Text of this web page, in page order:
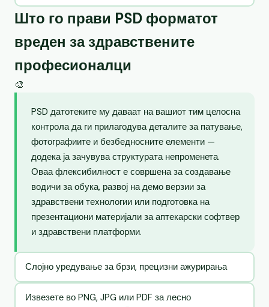
Што го прави PSD форматот
вреден за здравствените
професионалци
🎨
PSD датотеките му даваат на вашиот тим целосна
контрола да ги прилагодува деталите за патување,
фотографиите и безбедносните елементи —
додека ја зачувува структурата непроменета.
Оваа флексибилност е совршена за создавање
водичи за обука, развој на демо верзии за
здравствени технологии или подготовка на
презентациони материјали за аптекарски софтвер
и здравствени платформи.
Слојно уредување за брзи, прецизни ажурирања
Извезете во PNG, JPG или PDF за лесно